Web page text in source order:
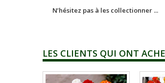
N’hésitez pas à les collectionner ...
LES CLIENTS QUI ONT